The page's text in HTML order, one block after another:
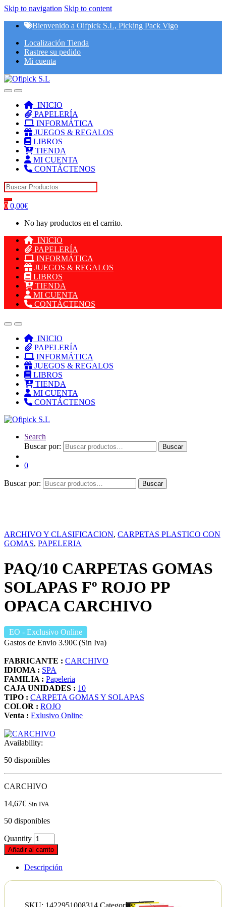
Skip to navigation Skip to content
Bienvenido a Oifpick S.L, Picking Pack Vigo
Localización Tienda
Rastree su pedido
Mi cuenta
INICIO
PAPELERÍA
INFORMÁTICA
JUEGOS & REGALOS
LIBROS
TIENDA
MI CUENTA
CONTÁCTENOS
Search for:
0 0,00€
No hay productos en el carrito.
INICIO
PAPELERÍA
INFORMÁTICA
JUEGOS & REGALOS
LIBROS
TIENDA
MI CUENTA
CONTÁCTENOS
INICIO
PAPELERÍA
INFORMÁTICA
JUEGOS & REGALOS
LIBROS
TIENDA
MI CUENTA
CONTÁCTENOS
Search
Buscar por:
Buscar
0
Buscar por: Buscar
ARCHIVO Y CLASIFICACION, CARPETAS PLASTICO CON
GOMAS, PAPELERIA
PAQ/10 CARPETAS GOMAS
SOLAPAS Fº ROJO PP
OPACA CARCHIVO
EO - Exclusivo Online
Gastos de Envio 3.90€ (Sin Iva)
FABRICANTE : CARCHIVO
IDIOMA : SPA
FAMILIA : Papeleria
CAJA UNIDADES : 10
TIPO : CARPETA GOMAS Y SOLAPAS
COLOR : ROJO
Venta : Exlusivo Online
Availability:
50 disponibles
CARCHIVO
14,67€ Sin IVA
50 disponibles
Quantity
Añadir al carrito
Descripción
SKU: 1422951008314 Categorías: